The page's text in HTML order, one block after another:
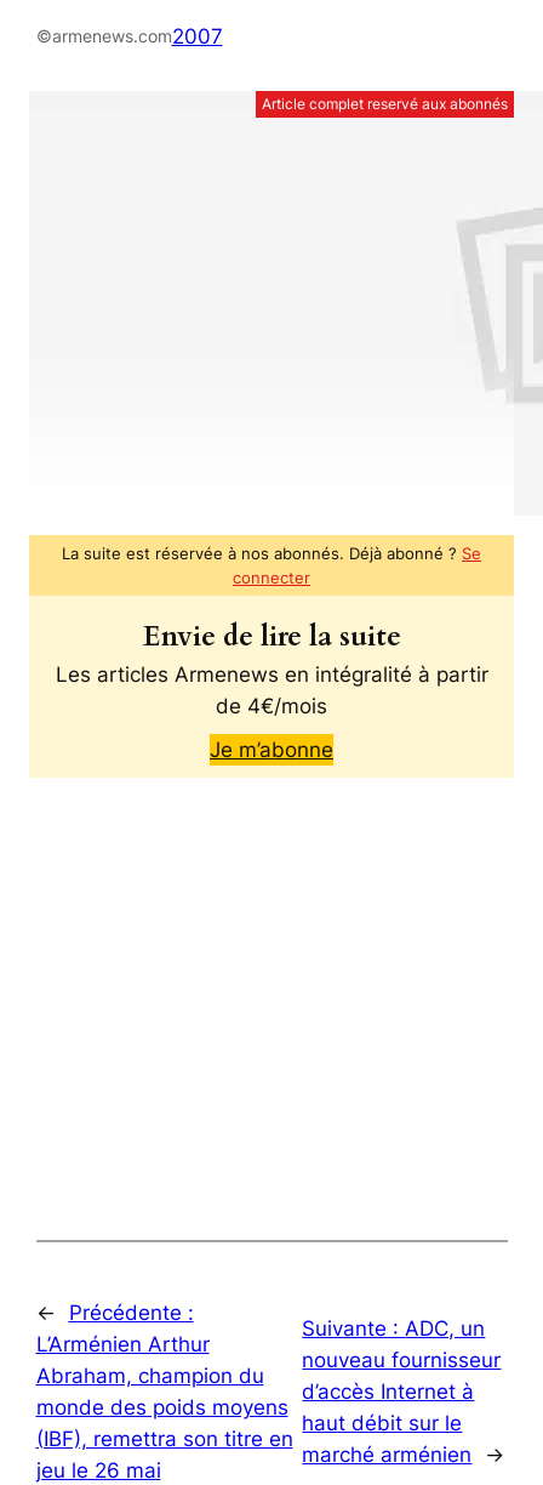
©armenews.com2007
Article complet reservé aux abonnés
La suite est réservée à nos abonnés. Déjà abonné ? Se
connecter
Envie de lire la suite
Les articles Armenews en intégralité à partir
de 4€/mois
Je m’abonne
←
Précédente :
L’Arménien Arthur
Abraham, champion du
monde des poids moyens
(IBF), remettra son titre en
jeu le 26 mai
Suivante : ADC, un
nouveau fournisseur
d’accès Internet à
haut débit sur le
marché arménien
→